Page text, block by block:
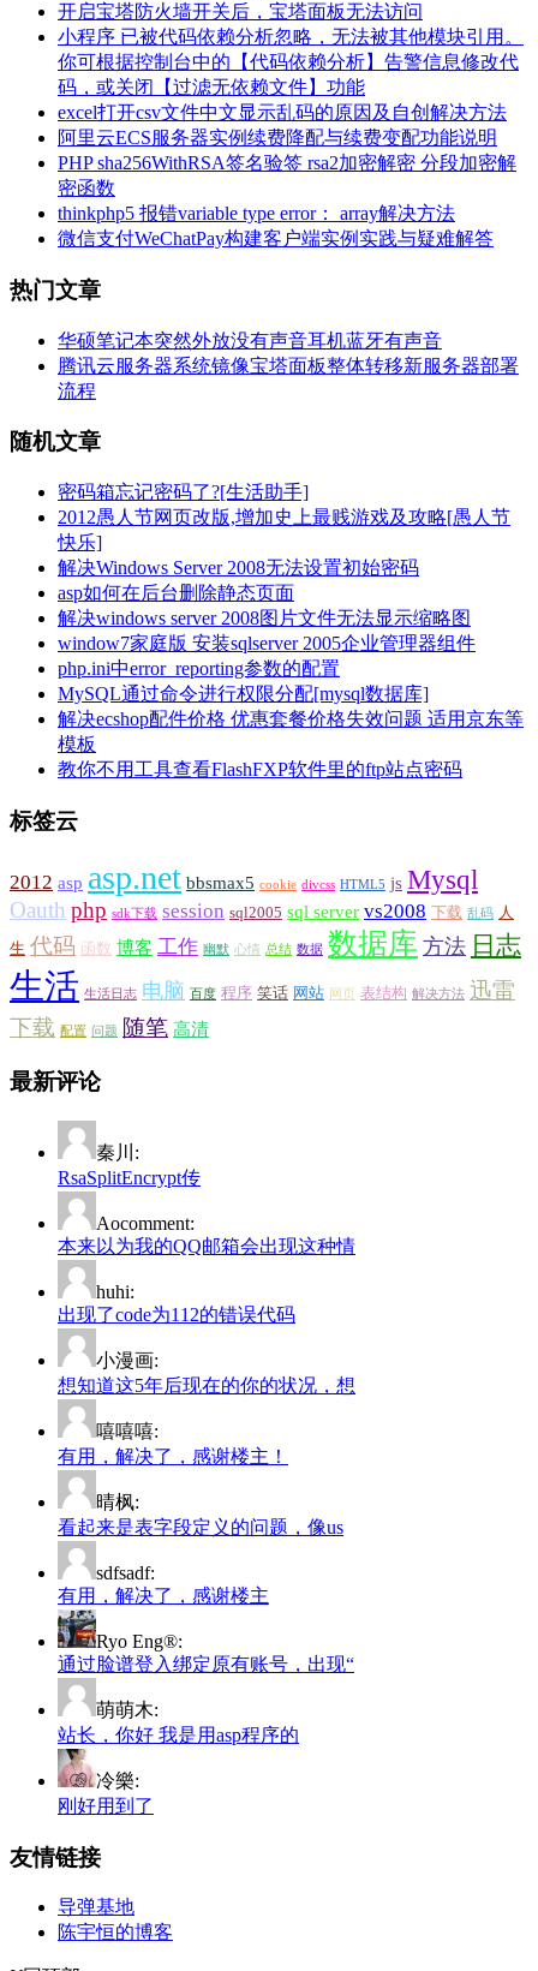
开启宝塔防火墙开关后，宝塔面板无法访问
小程序 已被代码依赖分析忽略，无法被其他模块引用。
你可根据控制台中的【代码依赖分析】告警信息修改代
码，或关闭【过滤无依赖文件】功能
excel打开csv文件中文显示乱码的原因及自创解决方法
阿里云ECS服务器实例续费降配与续费变配功能说明
PHP sha256WithRSA签名验签 rsa2加密解密 分段加密解
密函数
thinkphp5 报错variable type error： array解决方法
微信支付WeChatPay构建客户端实例实践与疑难解答
热门文章
华硕笔记本突然外放没有声音耳机蓝牙有声音
腾讯云服务器系统镜像宝塔面板整体转移新服务器部署
流程
随机文章
密码箱忘记密码了?[生活助手]
2012愚人节网页改版,增加史上最贱游戏及攻略[愚人节
快乐]
解决Windows Server 2008无法设置初始密码
asp如何在后台删除静态页面
解决windows server 2008图片文件无法显示缩略图
window7家庭版 安装sqlserver 2005企业管理器组件
php.ini中error_reporting参数的配置
MySQL通过命令进行权限分配[mysql数据库]
解决ecshop配件价格 优惠套餐价格失效问题 适用京东等
模板
教你不用工具查看FlashFXP软件里的ftp站点密码
标签云
2012 asp asp.net bbsmax5 cookie divcss HTML5 js Mysql
Oauth php sdk下载 session sql2005 sql server vs2008 下载 乱码 人
生 代码 函数 博客 工作 幽默 心情 总结 数据 数据库 方法 日志
生活 生活日志 电脑 百度 程序 笑话 网站 网页 表结构 解决方法 迅雷
下载 配置 问题 随笔 高清
最新评论
秦川:
RsaSplitEncrypt传
Aocomment:
本来以为我的QQ邮箱会出现这种情
huhi:
出现了code为112的错误代码
小漫画:
想知道这5年后现在的你的状况，想
嘻嘻嘻:
有用，解决了，感谢楼主！
晴枫:
看起来是表字段定义的问题，像us
sdfsadf:
有用，解决了，感谢楼主
Ryo Eng®:
通过脸谱登入绑定原有账号，出现“
萌萌木:
站长，你好 我是用asp程序的
冷樂:
刚好用到了
友情链接
导弹基地
陈宇恒的博客